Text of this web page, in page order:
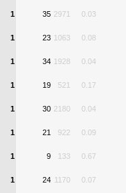
1 35 2971 0.03
1 23 1063 0.08
1 34 1928 0.04
1 19 521 0.17
1 30 2180 0.04
1 21 922 0.09
1 9 133 0.67
1 24 1170 0.07